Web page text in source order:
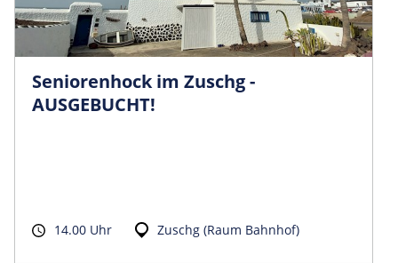
Seniorenhock im Zuschg -
AUSGEBUCHT!
14.00 Uhr Zuschg (Raum Bahnhof)